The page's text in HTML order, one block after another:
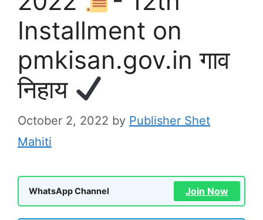
Installment on
pmkisan.gov.in गाव
निहाय
October 2, 2022 by Publisher Shet
Mahiti
WhatsApp Channel Join Now